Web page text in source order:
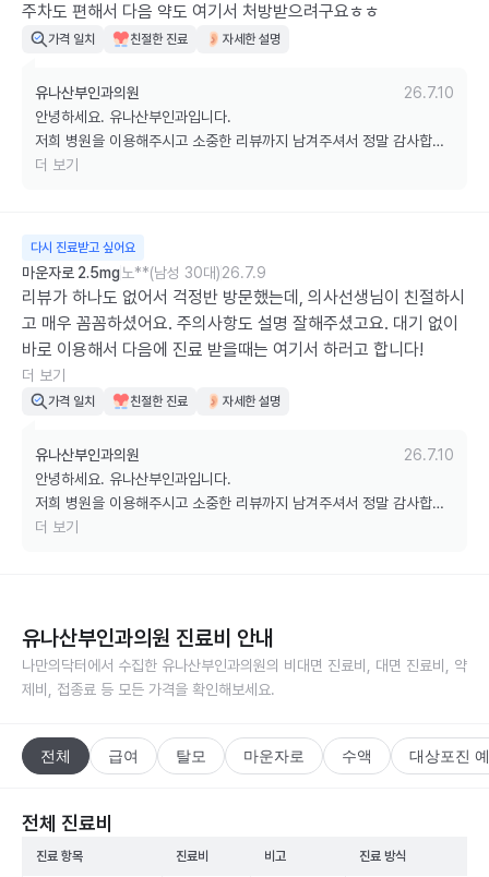
주차도 편해서 다음 약도 여기서 처방받으려구요ㅎㅎ
가격 일치 친절한 진료 자세한 설명
유나산부인과의원
26.7.10
안녕하세요. 유나산부인과입니다.
저희 병원을 이용해주시고 소중한 리뷰까지 남겨주셔서 정말 감사합니
다.
감사합니다. ^^
더 보기
다시 진료받고 싶어요
마운자로 2.5mg노**(남성 30대)26.7.9
리뷰가 하나도 없어서 걱정반 방문했는데, 의사선생님이 친절하시
고 매우 꼼꼼하셨어요. 주의사항도 설명 잘해주셨고요. 대기 없이
바로 이용해서 다음에 진료 받을때는 여기서 하러고 합니다!
더 보기
가격 일치 친절한 진료 자세한 설명
유나산부인과의원
26.7.10
안녕하세요. 유나산부인과입니다.
저희 병원을 이용해주시고 소중한 리뷰까지 남겨주셔서 정말 감사합니
다.
감사합니다. ^^
더 보기
유나산부인과의원 진료비 안내
나만의닥터에서 수집한 유나산부인과의원의 비대면 진료비, 대면 진료비, 약
제비, 접종료 등 모든 가격을 확인해보세요.
전체 급여 탈모 마운자로 수액 대상포진
전체 진료비
진료 항목 진료비 비고 진료 방식